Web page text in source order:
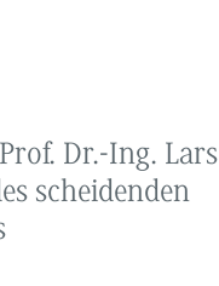
Dr.-Ing. Lars
scheidenden